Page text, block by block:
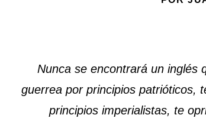
Nunca se encontrará un inglés
guerrea por principios patrióticos,
principios imperialistas, te